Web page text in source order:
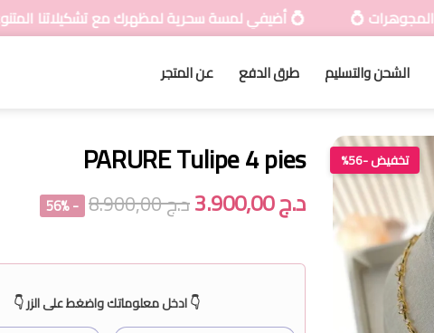
💍 أضيفي لمسة سحرية لمظهرك مع تشكيلاتنا المتنوعة من المجوهرات 💍
الشحن والتسليم طرق الدفع عن المتجر
تخفيض -56% PARURE Tulipe 4 pies
د.ج3.900,00 د.ج8.900,00
- 56%
👇 ادخل معلوماتك واضغط على الزر 👇